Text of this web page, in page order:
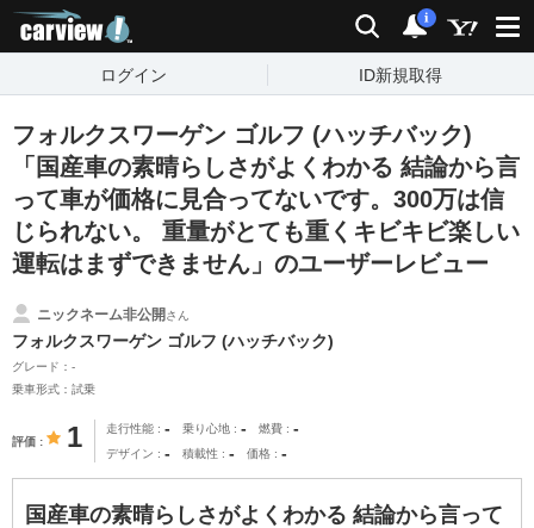
検索 通知
i
ログイン ID新規取得
フォルクスワーゲン ゴルフ (ハッチバック)
「国産車の素晴らしさがよくわかる 結論から言
って車が価格に見合ってないです。300万は信
じられない。 重量がとても重くキビキビ楽しい
運転はまずできません」のユーザーレビュー
ニックネーム非公開さん
フォルクスワーゲン ゴルフ (ハッチバック)
グレード：-
乗車形式：試乗
評価 1 走行性能 - 乗り心地 - 燃費 -
デザイン - 積載性 - 価格 -
国産車の素晴らしさがよくわかる 結論から言って